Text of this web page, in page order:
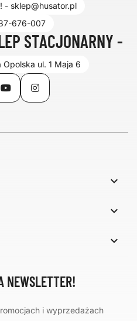
- sklep@husator.pl
676-007
STACJONARNY -
ul. 1 Maja 6
YouTubeInstagram



NEWSLETTER!
i wyprzedażach